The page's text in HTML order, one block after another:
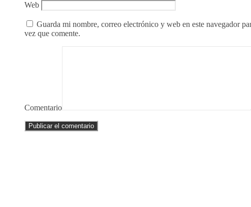
Web
Guarda mi nombre, correo electrónico y web en este navegador
vez que comente.
Comentario